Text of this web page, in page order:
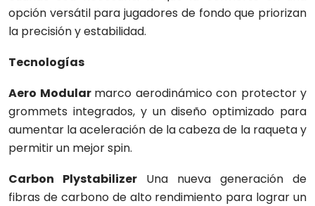
opción versátil para jugadores de fondo que priorizan
la precisión y estabilidad.
Tecnologías
Aero Modular marco aerodinámico con protector y
grommets integrados, y un diseño optimizado para
aumentar la aceleración de la cabeza de la raqueta y
permitir un mejor spin.
Carbon Plystabilizer Una nueva generación de
fibras de carbono de alto rendimiento para lograr un